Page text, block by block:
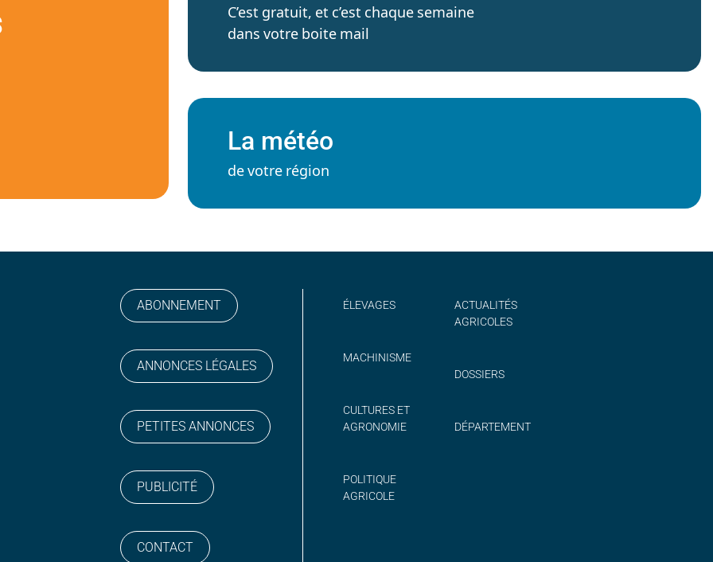
C’est gratuit, et c’est chaque semaine
dans votre boite mail
La météo
de votre région
ABONNEMENT
ANNONCES LÉGALES
PETITES ANNONCES
PUBLICITÉ
CONTACT
ÉLEVAGES
MACHINISME
CULTURES ET
AGRONOMIE
POLITIQUE
AGRICOLE
ACTUALITÉS
AGRICOLES
DOSSIERS
DÉPARTEMENT